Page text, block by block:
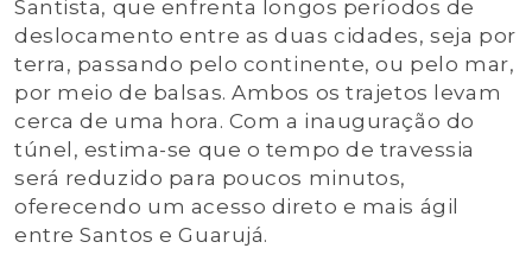
Santista, que enfrenta longos períodos de
deslocamento entre as duas cidades, seja por
terra, passando pelo continente, ou pelo mar,
por meio de balsas. Ambos os trajetos levam
cerca de uma hora. Com a inauguração do
túnel, estima-se que o tempo de travessia
será reduzido para poucos minutos,
oferecendo um acesso direto e mais ágil
entre Santos e Guarujá.